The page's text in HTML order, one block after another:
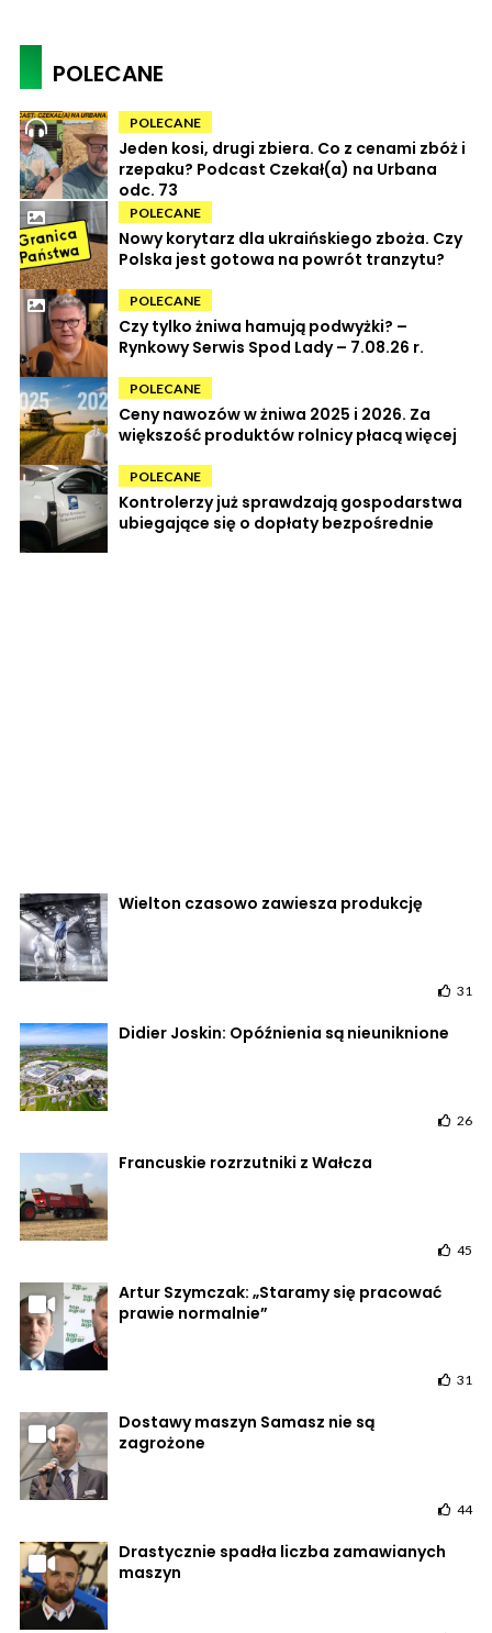
POLECANE
POLECANE
Jeden kosi, drugi zbiera. Co z cenami zbóż i
rzepaku? Podcast Czekał(a) na Urbana
odc. 73
POLECANE
Nowy korytarz dla ukraińskiego zboża. Czy
Polska jest gotowa na powrót tranzytu?
POLECANE
Czy tylko żniwa hamują podwyżki? –
Rynkowy Serwis Spod Lady – 7.08.26 r.
POLECANE
Ceny nawozów w żniwa 2025 i 2026. Za
większość produktów rolnicy płacą więcej
POLECANE
Kontrolerzy już sprawdzają gospodarstwa
ubiegające się o dopłaty bezpośrednie
Wielton czasowo zawiesza produkcję
31
Didier Joskin: Opóźnienia są nieuniknione
26
Francuskie rozrzutniki z Wałcza
45
Artur Szymczak: „Staramy się pracować
prawie normalnie”
31
Dostawy maszyn Samasz nie są
zagrożone
44
Drastycznie spadła liczba zamawianych
maszyn